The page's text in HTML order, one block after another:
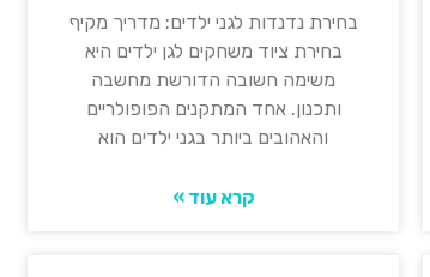
בחירת נדנדות לגני ילדים: מדריך מקיף
בחירת ציוד משחקים לגן ילדים היא
משימה חשובה הדורשת מחשבה
ותכנון. אחד המתקנים הפופולריים
והאהובים ביותר בגני ילדים הוא
קרא עוד »